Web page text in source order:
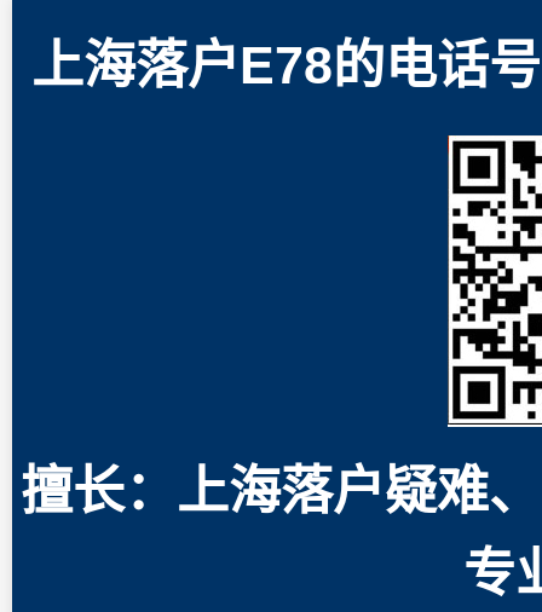
上海落户E78的电话
擅长：上海落户疑难
专